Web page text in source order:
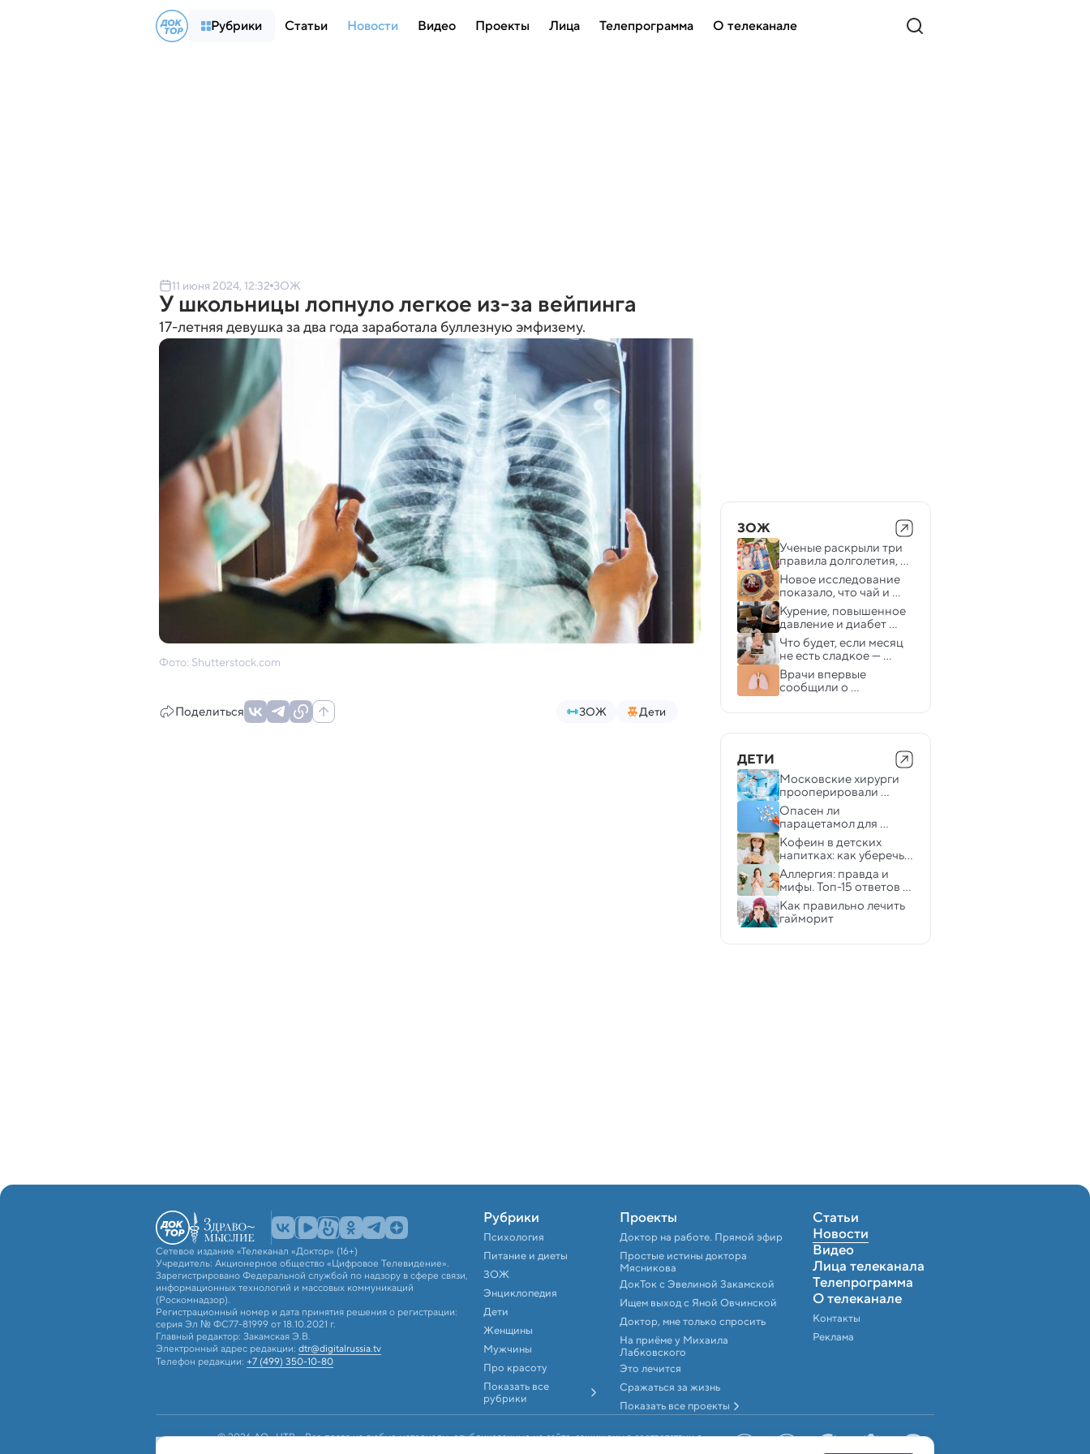
Рубрики Статьи Новости Видео Проекты Лица Телепрограмма О телеканале
11 июня 2024, 12:32 ЗОЖ
У школьницы лопнуло легкое из-за вейпинга
17-летняя девушка за два года заработала буллезную эмфизему.
Фото: Shutterstock.com
Поделиться ЗОЖ Дети
ЗОЖ
Ученые раскрыли три
правила долголетия,
которые работают в
любом возрасте
Новое исследование
показало, что чай и
шоколад могут помочь
снизить кровяное
давление
Курение, повышенное
давление и диабет
вызывают явные
изменения в мозге
Что будет, если месяц
не есть сладкое —
диетологи
Врачи впервые
сообщили о
курения вейпа и рака
ДЕТИ
Московские хирурги
прооперировали
мальчика с 12 пальцами
на руках
Опасен ли
парацетамол для
беременных —
отвечают эксперты
Кофеин в детских
напитках: как уберечь
ребенка от
передозировки
Аллергия: правда и
мифы. Топ-15 ответов
на самые важные
вопросы
Как правильно лечить
гайморит
Сетевое издание «Телеканал «Доктор» (16+)
Учредитель: Акционерное общество «Цифровое Телевидение».
Зарегистрировано Федеральной службой по надзору в сфере связи,
информационных технологий и массовых коммуникаций
(Роскомнадзор).
Регистрационный номер и дата принятия решения о регистрации:
серия Эл № ФС77-81999 от 18.10.2021 г.
Главный редактор: Закамская Э.В.
Электронный адрес редакции: dtr@digitalrussia.tv
Телефон редакции: +7 (499) 350-10-80
Рубрики
Психология
Питание и диеты
ЗОЖ
Энциклопедия
Дети
Женщины
Мужчины
Про красоту
Показать все
рубрики
Проекты
Доктор на работе. Прямой эфир
Простые истины доктора
Мясникова
ДокТок с Эвелиной Закамской
Ищем выход с Яной Овчинской
Доктор, мне только спросить
На приёме у Михаила
Лабковского
Это лечится
Сражаться за жизнь
Показать все проекты
Статьи
Новости
Видео
Лица телеканала
Телепрограмма
О телеканале
Контакты
Реклама
© 2026 АО «ЦТВ». Все права на любые материалы, опубликованные на сайте, защищены в соответствии с